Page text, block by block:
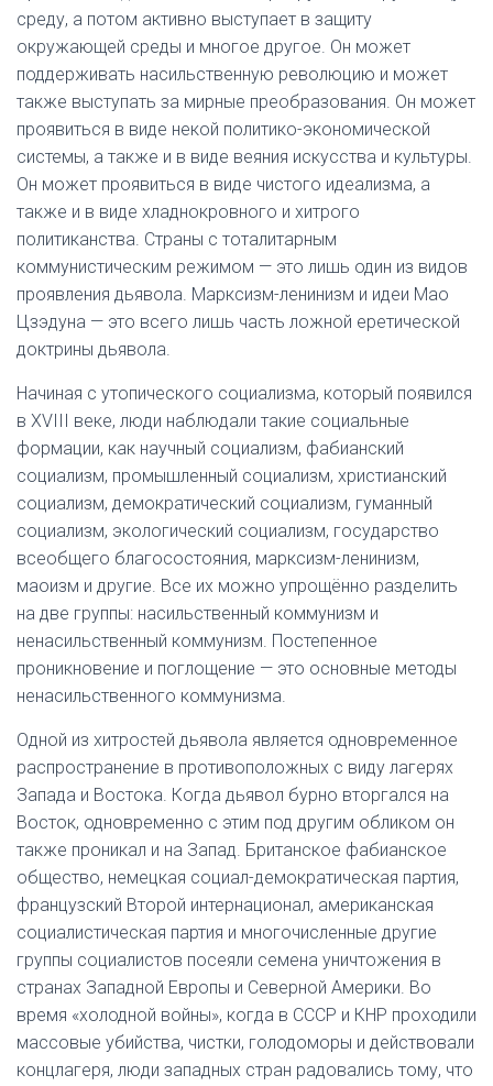
среду, а потом активно выступает в защиту
окружающей среды и многое другое. Он может
поддерживать насильственную революцию и может
также выступать за мирные преобразования. Он может
проявиться в виде некой политико-экономической
системы, а также и в виде веяния искусства и культуры.
Он может проявиться в виде чистого идеализма, а
также и в виде хладнокровного и хитрого
политиканства. Страны с тоталитарным
коммунистическим режимом — это лишь один из видов
проявления дьявола. Марксизм-ленинизм и идеи Мао
Цзэдуна — это всего лишь часть ложной еретической
доктрины дьявола.
Начиная с утопического социализма, который появился
в XVIII веке, люди наблюдали такие социальные
формации, как научный социализм, фабианский
социализм, промышленный социализм, христианский
социализм, демократический социализм, гуманный
социализм, экологический социализм, государство
всеобщего благосостояния, марксизм-ленинизм,
маоизм и другие. Все их можно упрощённо разделить
на две группы: насильственный коммунизм и
ненасильственный коммунизм. Постепенное
проникновение и поглощение — это основные методы
ненасильственного коммунизма.
Одной из хитростей дьявола является одновременное
распространение в противоположных с виду лагерях
Запада и Востока. Когда дьявол бурно вторгался на
Восток, одновременно с этим под другим обликом он
также проникал и на Запад. Британское фабианское
общество, немецкая социал-демократическая партия,
французский Второй интернационал, американская
социалистическая партия и многочисленные другие
группы социалистов посеяли семена уничтожения в
странах Западной Европы и Северной Америки. Во
время «холодной войны», когда в СССР и КНР проходили
массовые убийства, чистки, голодоморы и действовали
концлагеря, люди западных стран радовались тому, что